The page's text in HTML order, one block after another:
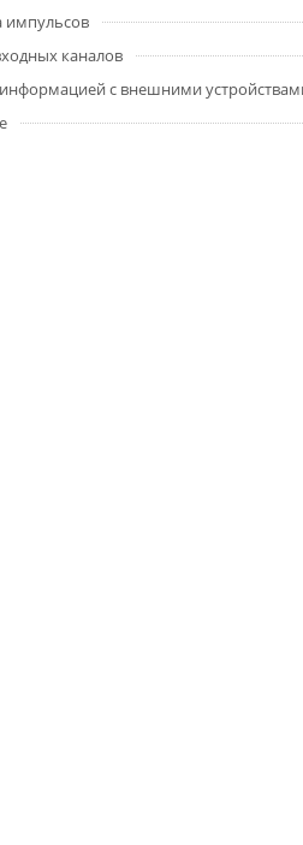
импульсов
каналов
c внешними